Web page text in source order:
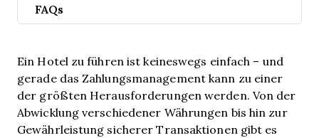
FAQs
Ein Hotel zu führen ist keineswegs einfach – und
gerade das Zahlungsmanagement kann zu einer
der größten Herausforderungen werden. Von der
Abwicklung verschiedener Währungen bis hin zur
Gewährleistung sicherer Transaktionen gibt es